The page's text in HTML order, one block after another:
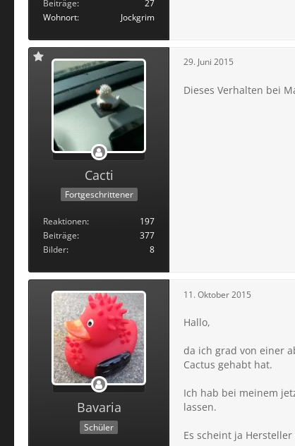
Beiträge
27
Wohnort
Jockgrim
Cacti
Fortgeschrittener
Reaktionen
197
Beiträge
377
Bilder
8
29. Juni 2015
Dieses Verhalten bei
Bavaria
Schüler
11. Oktober 2015
Hallo,
da ich grad von einer
Cactus gehabt hat.
Ich hab bei meinem
lassen.
Es scheint ja